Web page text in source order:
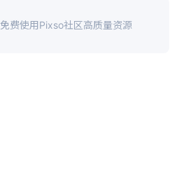
免费使用Pixso社区高质量资源